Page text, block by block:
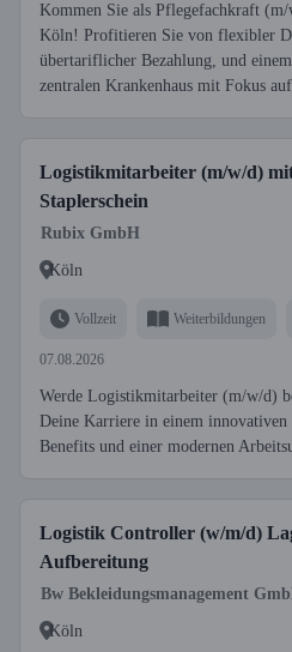
Kommen Sie als Pflegefachkraft
Köln! Profitieren Sie von flexibler
übertariflicher Bezahlung, und
zentralen Krankenhaus mit Fokus
Logistikmitarbeiter (m/w/d)
Staplerschein
Rubix GmbH
Köln
Vollzeit Weiterbildungen
07.08.2026
Werde Logistikmitarbeiter (m/w/d)
Deine Karriere in einem
Benefits und einer modernen
Logistik Controller (w/m/d)
Aufbereitung
Bw Bekleidungsmanagement
Köln